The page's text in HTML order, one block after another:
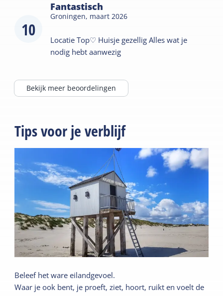
10
Fantastisch
Groningen, maart 2026
Locatie Top♡ Huisje gezellig Alles wat je
nodig hebt aanwezig
Bekijk meer beoordelingen
Tips voor je verblijf
Beleef het ware eilandgevoel.
Waar je ook bent, je proeft, ziet, hoort, ruikt en voelt de